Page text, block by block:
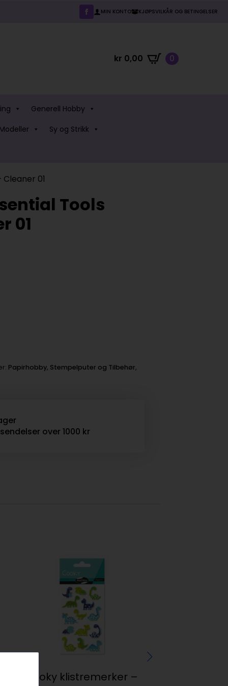
MIN KONTO KJØPSVILKÅR OG BETINGELSER
kr 0,00 0
Generell Hobby
Sy og Strikk
01
Tools
01
Papirhobby, Stempelputer og Tilbehør,
over 1000 kr
Cooky klistremerker –